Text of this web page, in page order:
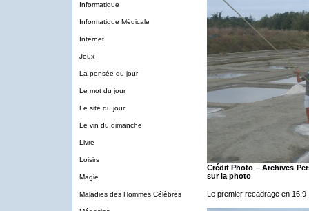
Informatique
Informatique Médicale
Internet
Jeux
La pensée du jour
Le mot du jour
Le site du jour
Le vin du dimanche
Livre
Loisirs
Magie
Maladies des Hommes Célèbres
Crédit Photo – Archives
sur la photo
Le premier recadrage en 16:9